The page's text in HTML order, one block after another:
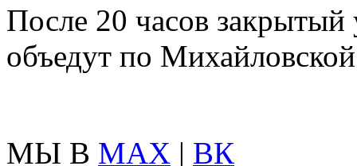
После 20 часов закрытый
объедут по
МЫ В MAX | ВК